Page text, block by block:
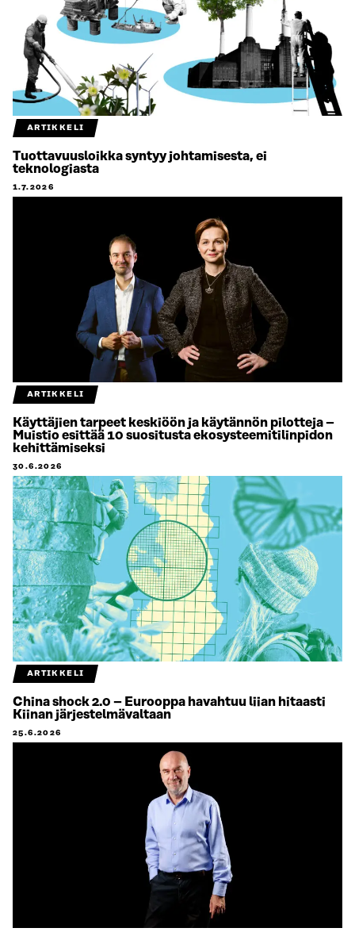
ARTIKKELI
Tuottavuusloikka syntyy johtamisesta, ei
teknologiasta
1.7.2026
ARTIKKELI
Käyttäjien tarpeet keskiöön ja käytännön pilotteja –
Muistio esittää 10 suositusta ekosysteemitilinpidon
kehittämiseksi
30.6.2026
ARTIKKELI
China shock 2.0 – Eurooppa havahtuu liian hitaasti
Kiinan järjestelmävaltaan
25.6.2026